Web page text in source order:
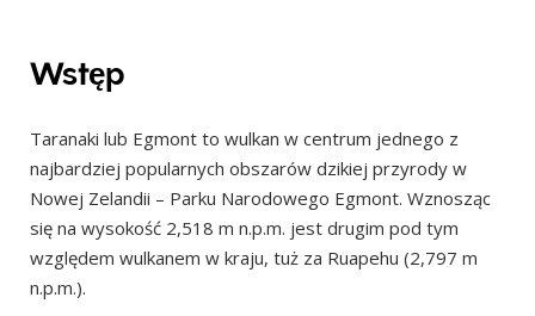
Szczegóły szlaku
Dojazd
Gdzie przenocować?
Ciekawostki
Legenda
Samuraje w Nowej Zelandii
Wstęp
Taranaki lub Egmont to wulkan w centrum jednego z
najbardziej popularnych obszarów dzikiej przyrody w
Nowej Zelandii – Parku Narodowego Egmont. Wznosząc
się na wysokość 2,518 m n.p.m. jest drugim pod tym
względem wulkanem w kraju, tuż za Ruapehu (2,797 m
n.p.m.).